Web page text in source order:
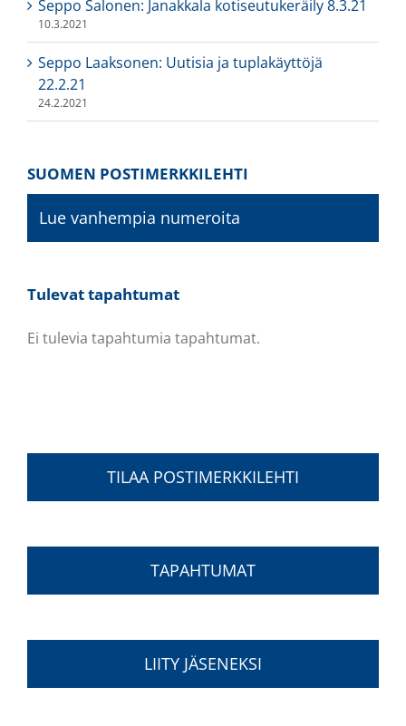
Seppo Salonen: Janakkala kotiseutukeräily 8.3.21
10.3.2021
Seppo Laaksonen: Uutisia ja tuplakäyttöjä
22.2.21
24.2.2021
SUOMEN POSTIMERKKILEHTI
Lue vanhempia numeroita
Tulevat tapahtumat
Notice
Ei tulevia tapahtumia tapahtumat.
TILAA POSTIMERKKILEHTI
TAPAHTUMAT
LIITY JÄSENEKSI